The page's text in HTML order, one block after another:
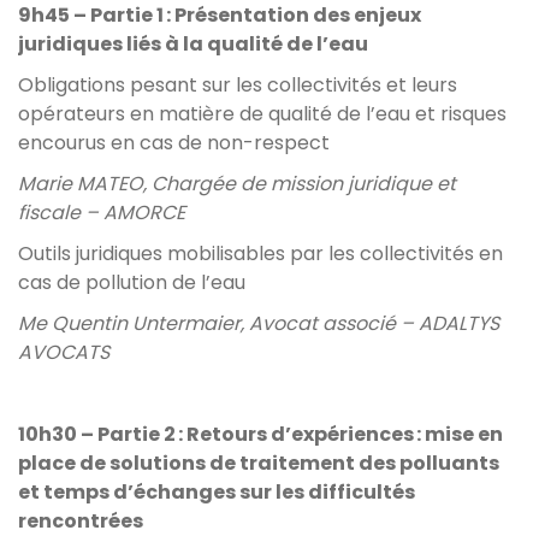
9h45 – Partie 1 : Présentation des enjeux
juridiques liés à la qualité de l’eau
Obligations pesant sur les collectivités et leurs
opérateurs en matière de qualité de l’eau et risques
encourus en cas de non-respect
Marie MATEO, Chargée de mission juridique et
fiscale – AMORCE
Outils juridiques mobilisables par les collectivités en
cas de pollution de l’eau
Me Quentin Untermaier, Avocat associé – ADALTYS
AVOCATS
10h30 – Partie 2 : Retours d’expériences : mise en
place de solutions de traitement des polluants
et temps d’échanges sur les difficultés
rencontrées